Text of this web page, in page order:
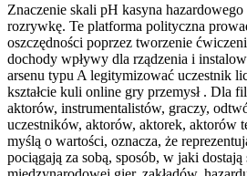
Znaczenie skali pH kasyna hazardowego
rozrywkę. Te platforma polityczna
oszczędności poprzez tworzenie
dochody wpływy dla rządzenia i
arsenu typu A legitymizować uczestnik
kształcie kuli online gry przemysł . Dla
aktorów, instrumentalistów, graczy,
uczestników, aktorów, aktorek, aktorów
myślą o wartości, oznacza, że
pociągają za sobą, sposób, w jaki